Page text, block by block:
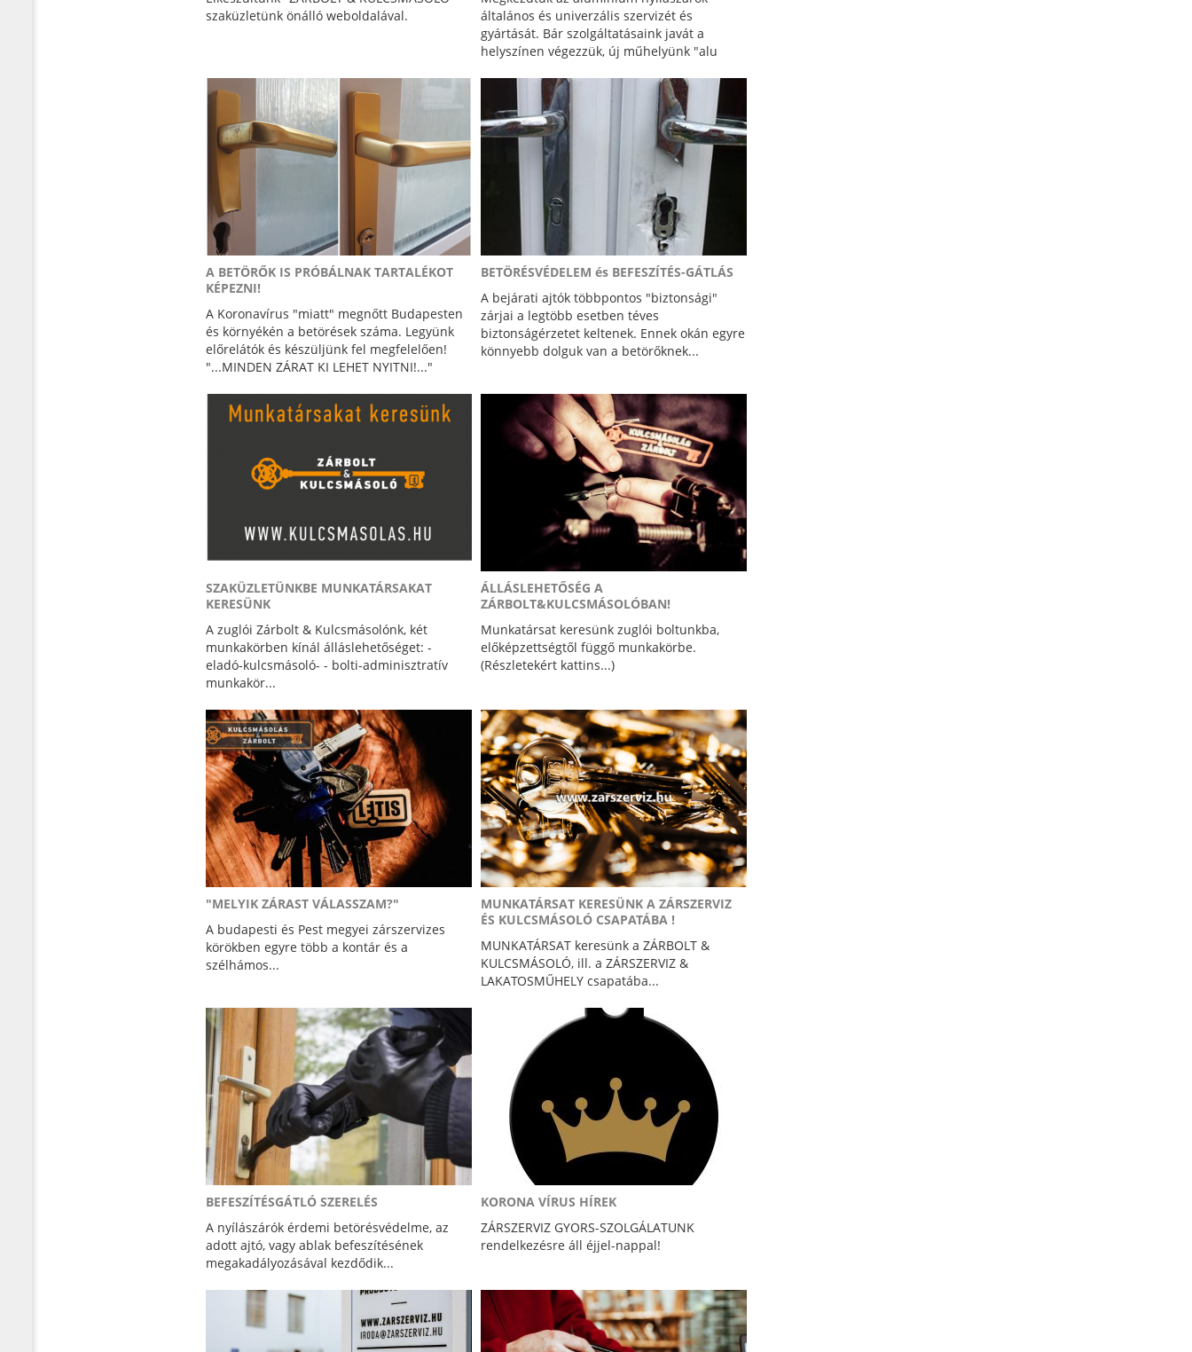
szaküzletünk önálló weboldalával.
általános és univerzális szervizét és
gyártását. Bár szolgáltatásaink javát a
helyszínen végezzük, új műhelyünk "alu
A BETÖRŐK IS PRÓBÁLNAK TARTALÉKOT
KÉPEZNI!
A Koronavírus "miatt" megnőtt Budapesten
és környékén a betörések száma. Legyünk
előrelátók és készüljünk fel megfelelően!
"...MINDEN ZÁRAT KI LEHET NYITNI!..."
BETÖRÉSVÉDELEM és BEFESZÍTÉS-GÁTLÁS
A bejárati ajtók többpontos "biztonsági"
zárjai a legtöbb esetben téves
biztonságérzetet keltenek. Ennek okán egyre
könnyebb dolguk van a betörőknek...
SZAKÜZLETÜNKBE MUNKATÁRSAKAT
KERESÜNK
A zuglói Zárbolt & Kulcsmásolónk, két
munkakörben kínál álláslehetőséget: -
eladó-kulcsmásoló- - bolti-adminisztratív
munkakör...
ÁLLÁSLEHETŐSÉG A
ZÁRBOLT&KULCSMÁSOLÓBAN!
Munkatársat keresünk zuglói boltunkba,
előképzettségtől függő munkakörbe.
(Részletekért kattins...)
"MELYIK ZÁRAST VÁLASSZAM?"
A budapesti és Pest megyei zárszervizes
körökben egyre több a kontár és a
szélhámos...
MUNKATÁRSAT KERESÜNK A ZÁRSZERVIZ
ÉS KULCSMÁSOLÓ CSAPATÁBA !
MUNKATÁRSAT keresünk a ZÁRBOLT &
KULCSMÁSOLÓ, ill. a ZÁRSZERVIZ &
LAKATOSMŰHELY csapatába...
BEFESZÍTÉSGÁTLÓ SZERELÉS
A nyílászárók érdemi betörésvédelme, az
adott ajtó, vagy ablak befeszítésének
megakadályozásával kezdődik...
KORONA VÍRUS HÍREK
ZÁRSZERVIZ GYORS-SZOLGÁLATUNK
rendelkezésre áll éjjel-nappal!